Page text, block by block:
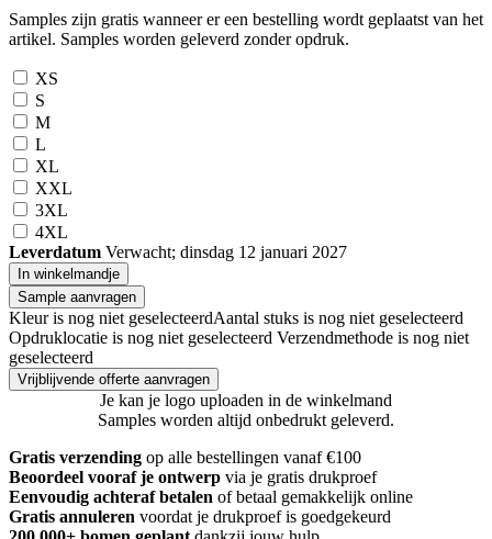
Samples zijn gratis wanneer er een bestelling wordt geplaatst van het
artikel. Samples worden geleverd zonder opdruk.
XS
S
M
L
XL
XXL
3XL
4XL
Leverdatum Verwacht; dinsdag 12 januari 2027
In winkelmandje
Sample aanvragen
Kleur is nog niet geselecteerdAantal stuks is nog niet geselecteerd
Opdruklocatie is nog niet geselecteerd Verzendmethode is nog niet
geselecteerd
Vrijblijvende offerte aanvragen
Je kan je logo uploaden in de winkelmand
Samples worden altijd onbedrukt geleverd.
Gratis verzending op alle bestellingen vanaf €100
Beoordeel vooraf je ontwerp via je gratis drukproef
Eenvoudig achteraf betalen of betaal gemakkelijk online
Gratis annuleren voordat je drukproef is goedgekeurd